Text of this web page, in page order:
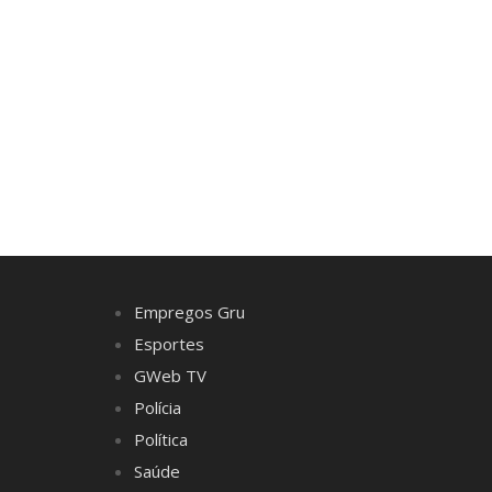
Empregos Gru
Esportes
GWeb TV
Polícia
Política
Saúde